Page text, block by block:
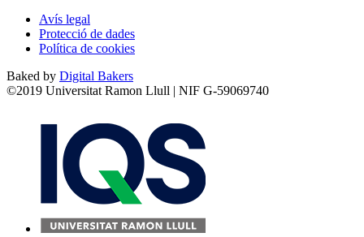
Avís legal
Protecció de dades
Política de cookies
Baked by Digital Bakers
©2019 Universitat Ramon Llull | NIF G-59069740